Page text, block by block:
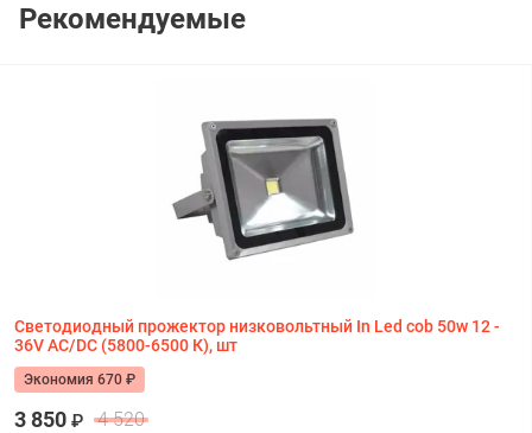
Рекомендуемые
Светодиодный прожектор низковольтный In Led cob 50w 12 -
36V AC/DC (5800-6500 К), шт
Экономия 670 ₽
3 850 ₽ 4 520